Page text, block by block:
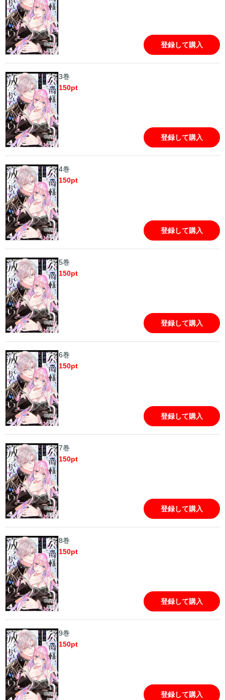
登録して購入
3巻
150pt
登録して購入
4巻
150pt
登録して購入
5巻
150pt
登録して購入
6巻
150pt
登録して購入
7巻
150pt
登録して購入
8巻
150pt
登録して購入
9巻
150pt
登録して購入